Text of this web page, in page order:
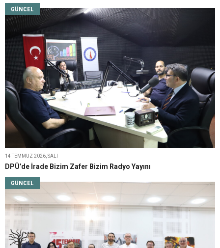
GÜNCEL
14 TEMMUZ 2026, SALI
DPÜ’de İrade Bizim Zafer Bizim Radyo Yayını
GÜNCEL